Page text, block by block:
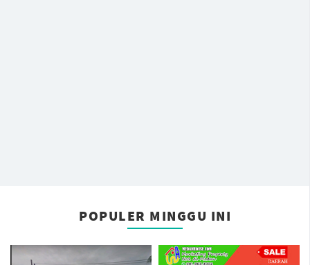
POPULER MINGGU INI